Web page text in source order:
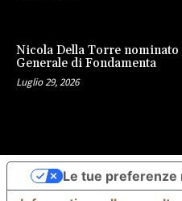
Nicola Della Torre
Generale di Fondamenta
Luglio 29, 2026
Le tue preferenze